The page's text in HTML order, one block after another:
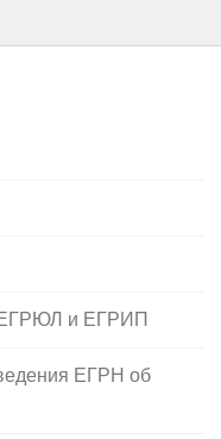
ЕГРЮЛ и ЕГРИП
ЕГРН об